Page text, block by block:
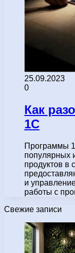
25.09.2023
0
Как
1С
Программы
популярных
продуктов в
и
работы с
Свежие записи